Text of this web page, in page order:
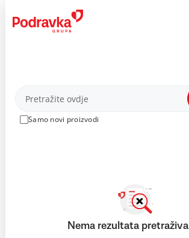
content
Proizvodi
Samo novi proizvodi
Nema rezultata